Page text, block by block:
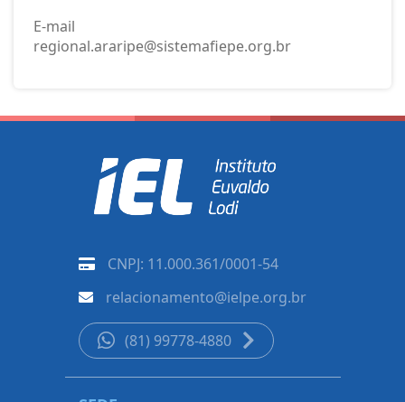
E-mail
regional.araripe@sistemafiepe.org.br
CNPJ: 11.000.361/0001-54
relacionamento@ielpe.org.br
(81) 99778-4880